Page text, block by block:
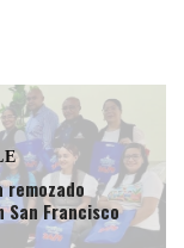
Francisco